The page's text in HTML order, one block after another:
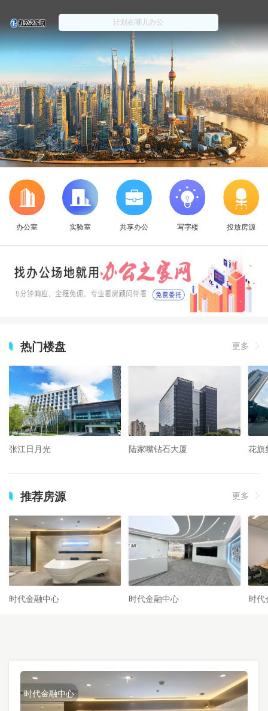
办公室 实验室 共享办公 写字楼 投放房源
热门楼盘 更多
张江日月光 陆家嘴钻石大厦 花旗
推荐房源 更多
时代金融中心 时代金融中心 时代
时代金融中心